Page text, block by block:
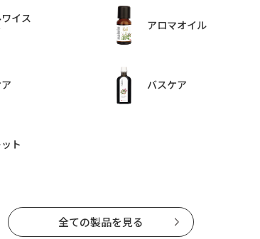
イス
アロマオイル
バスケア
ト
全ての製品を見る